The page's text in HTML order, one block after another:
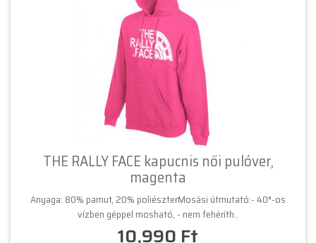
THE RALLY FACE kapucnis női pulóver,
magenta
Anyaga: 80% pamut, 20% poliészterMosási útmutató:- 40°-os
vízben géppel mosható, - nem fehéríth..
10,990 Ft